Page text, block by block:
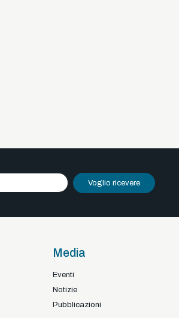
Voglio ricevere
Media
Eventi
Notizie
Pubblicazioni